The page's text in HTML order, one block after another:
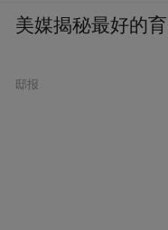
美媒揭秘最好的
邸报